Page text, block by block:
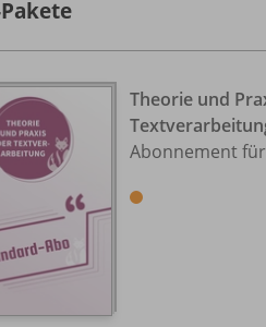
Theorie und
Abonnement